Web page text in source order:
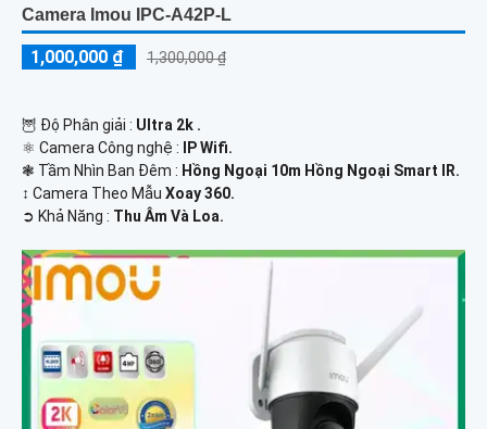
Camera Imou IPC-A42P-L
1,000,000 ₫ 1,300,000 ₫
🦉 Độ Phân giải : Ultra 2k .
⚛️ Camera Công nghệ :
IP Wifi.
❃ Tầm Nhìn Ban Đêm : Hồng Ngoại 10m Hồng Ngoại Smart IR.
↕️ Camera Theo Mẫu Xoay 360.
️➲ Khả Năng : Thu Âm Và Loa.